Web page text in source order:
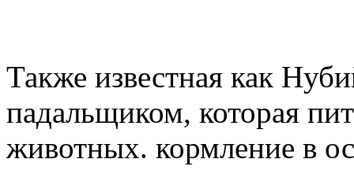
Также известная как
падальщиком, которая
животных. кормление в